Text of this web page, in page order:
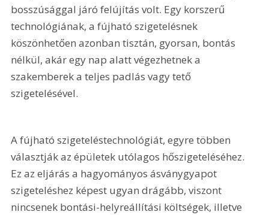
bosszúsággal járó felújítás volt. Egy korszerű
technológiának, a fújható szigetelésnek
köszönhetően azonban tisztán, gyorsan, bontás
nélkül, akár egy nap alatt végezhetnek a
szakemberek a teljes padlás vagy tető
szigetelésével.
A fújható szigeteléstechnológiát, egyre többen
választják az épületek utólagos hőszigeteléséhez.
Ez az eljárás a hagyományos ásványgyapot
szigeteléshez képest ugyan drágább, viszont
nincsenek bontási-helyreállítási költségek, illetve